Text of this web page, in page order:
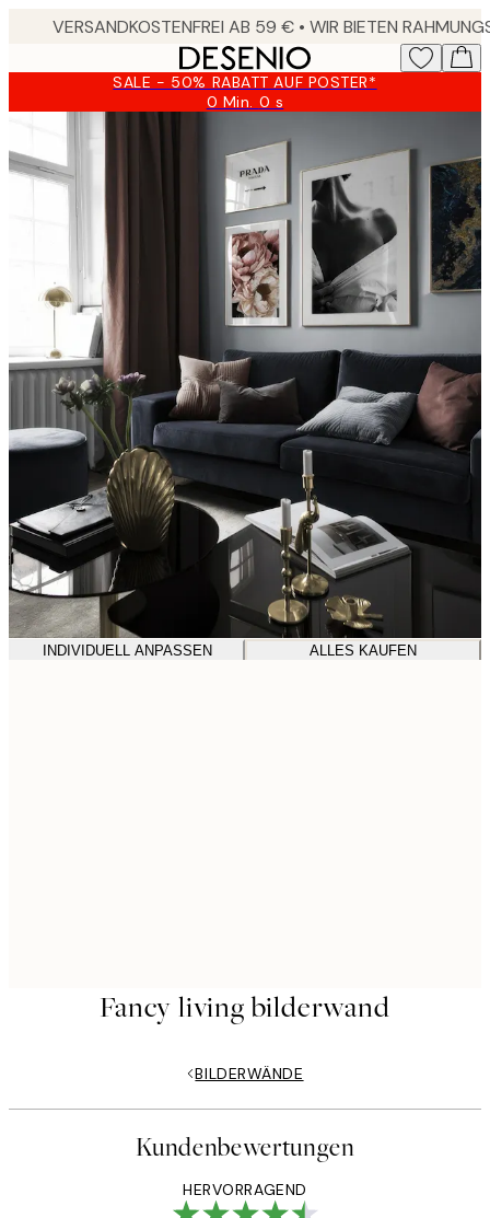
SALE - 50% RABATT AUF POSTER*
0 Min. 0 s
Gültig
2026-
08-
09
INDIVIDUELL ANPASSEN ALLES KAUFEN
Fancy living bilderwand
BILDERWÄNDE
Kundenbewertungen
HERVORRAGEND